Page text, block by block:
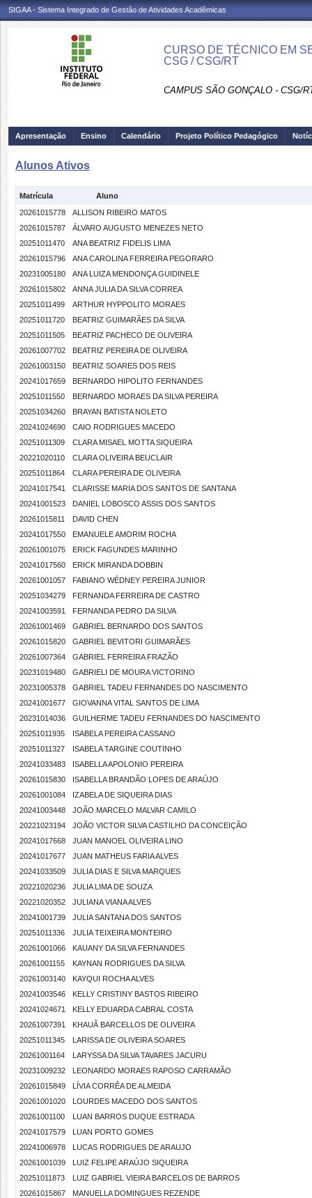
SIGAA - Sistema Integrado de Gestão de Atividades Acadêmicas
CURSO DE TÉCNICO EM
CSG / CSG/RT
CAMPUS SÃO GONÇALO - CSG/
Apresentação Ensino Calendário Projeto Político Pedagógico
Alunos Ativos
Matrícula
Aluno
20261015778
ALLISON RIBEIRO MATOS
20261015787
ÁLVARO AUGUSTO MENEZES NETO
20251011470
ANA BEATRIZ FIDELIS LIMA
20261015796
ANA CAROLINA FERREIRA PEGORARO
20231005180
ANA LUIZA MENDONÇA GUIDINELE
20261015802
ANNA JULIA DA SILVA CORREA
20251011499
ARTHUR HYPPOLITO MORAES
20251011720
BEATRIZ GUIMARÃES DA SILVA
20251011505
BEATRIZ PACHECO DE OLIVEIRA
20261007702
BEATRIZ PEREIRA DE OLIVEIRA
20261003150
BEATRIZ SOARES DOS REIS
20241017659
BERNARDO HIPOLITO FERNANDES
20251011550
BERNARDO MORAES DA SILVA PEREIRA
20251034260
BRAYAN BATISTA NOLETO
20241024690
CAIO RODRIGUES MACEDO
20251011309
CLARA MISAEL MOTTA SIQUEIRA
20221020110
CLARA OLIVEIRA BEUCLAIR
20251011864
CLARA PEREIRA DE OLIVEIRA
20241017541
CLARISSE MARIA DOS SANTOS DE SANTANA
20241001523
DANIEL LOBOSCO ASSIS DOS SANTOS
20261015811
DAVID CHEN
20241017550
EMANUELE AMORIM ROCHA
20261001075
ERICK FAGUNDES MARINHO
20241017560
ERICK MIRANDA DOBBIN
20261001057
FABIANO WÉDNEY PEREIRA JUNIOR
20251034279
FERNANDA FERREIRA DE CASTRO
20241003591
FERNANDA PEDRO DA SILVA
20261001469
GABRIEL BERNARDO DOS SANTOS
20261015820
GABRIEL BEVITORI GUIMARÃES
20261007364
GABRIEL FERREIRA FRAZÃO
20231019480
GABRIELI DE MOURA VICTORINO
20231005378
GABRIEL TADEU FERNANDES DO NASCIMENTO
20241001677
GIOVANNA VITAL SANTOS DE LIMA
20231014036
GUILHERME TADEU FERNANDES DO NASCIMENTO
20251011935
ISABELA PEREIRA CASSANO
20251011327
ISABELA TARGINE COUTINHO
20241033483
ISABELLA APOLONIO PEREIRA
20261015830
ISABELLA BRANDÃO LOPES DE ARAÚJO
20261001084
IZABELA DE SIQUEIRA DIAS
20241003448
JOÃO MARCELO MALVAR CAMILO
20221023194
JOÃO VICTOR SILVA CASTILHO DA CONCEIÇÃO
20241017668
JUAN MANOEL OLIVEIRA LINO
20241017677
JUAN MATHEUS FARIA ALVES
20241033509
JULIA DIAS E SILVA MARQUES
20221020236
JULIA LIMA DE SOUZA
20221020352
JULIANA VIANA ALVES
20241001739
JULIA SANTANA DOS SANTOS
20251011336
JULIA TEIXEIRA MONTEIRO
20261001066
KAUANY DA SILVA FERNANDES
20261001155
KAYNAN RODRIGUES DA SILVA
20261003140
KAYQUI ROCHA ALVES
20241003546
KELLY CRISTINY BASTOS RIBEIRO
20241024671
KELLY EDUARDA CABRAL COSTA
20261007391
KHAUÃ BARCELLOS DE OLIVEIRA
20251011345
LARISSA DE OLIVEIRA SOARES
20261001164
LARYSSA DA SILVA TAVARES JACURU
20231009232
LEONARDO MORAES RAPOSO CARRAMÃO
20261015849
LÍVIA CORRÊA DE ALMEIDA
20261001020
LOURDES MACEDO DOS SANTOS
20261001100
LUAN BARROS DUQUE ESTRADA
20241017579
LUAN PORTO GOMES
20241006978
LUCAS RODRIGUES DE ARAUJO
20261001039
LUIZ FELIPE ARAÚJO SIQUEIRA
20251011873
LUIZ GABRIEL VIEIRA BARCELOS DE BARROS
20261015867
MANUELLA DOMINGUES REZENDE